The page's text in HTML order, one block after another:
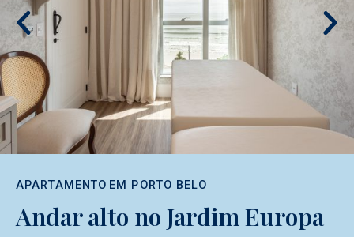
APARTAMENTO EM PORTO BELO
Andar alto no Jardim Europa